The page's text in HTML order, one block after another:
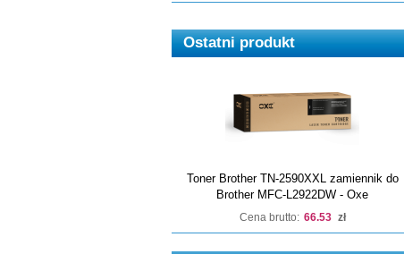
Ostatni produkt
Toner Brother TN-2590XXL zamiennik do
Brother MFC-L2922DW - Oxe
Cena brutto: 66.53 zł